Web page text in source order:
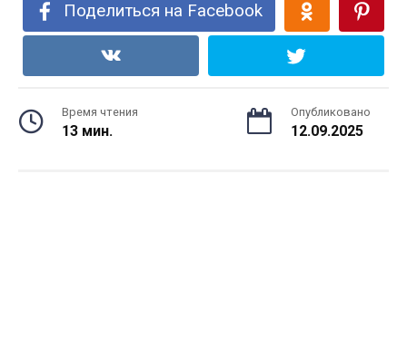
Поделиться на Facebook
Время чтения
13 мин.
Опубликовано
12.09.2025